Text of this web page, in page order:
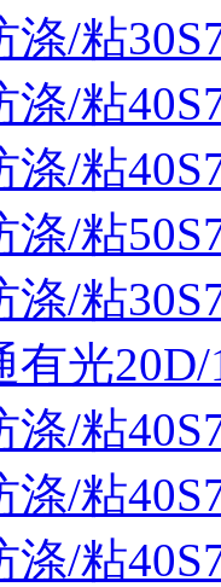
/粘
/粘
/粘
/粘
/粘
有光20D/
/粘
/粘
/粘